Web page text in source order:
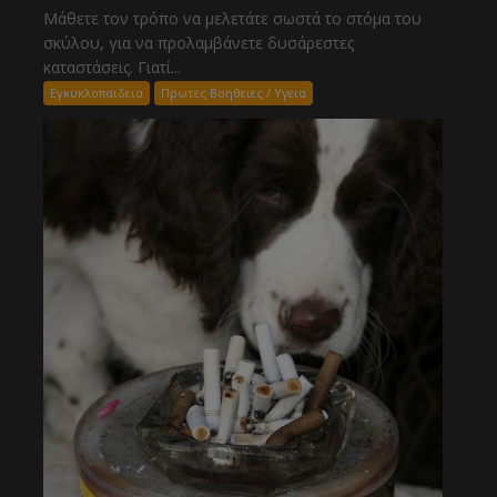
Μάθετε τον τρόπο να μελετάτε σωστά το στόμα του
σκύλου, για να προλαμβάνετε δυσάρεστες
καταστάσεις. Γιατί...
Εγκυκλοπαιδεια Πρωτες Βοηθειες / Υγεια